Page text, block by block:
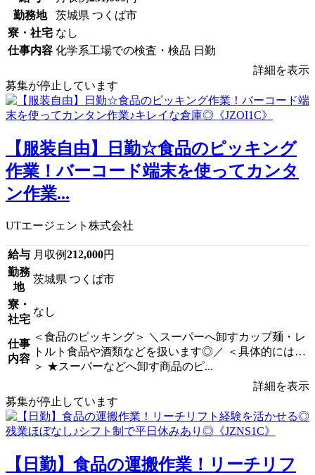
勤務地
茨城県 つくば市
寮・社宅 なし
仕事内容 化学系工場での検査・検品 日勤
詳細を表示
募集が停止しています
【服装自由】日勤☆食品のピッキング
作業！バーコード端末を使ってカンタ
ン作業...
UTエージェント株式会社
給与 月収例212,000円
勤務
地
茨城県 つくば市
寮・
社宅
なし
仕事
内容
＜食品のピッキング＞ ＼スーパーへ卸すカップ麺・レ
トルト食品や酒類などを扱います◎／ ＜具体的には…
＞ ★スーパーなどへ卸す商品のピ...
詳細を表示
募集が停止しています
【日勤】食品の運搬作業！リーチリフ